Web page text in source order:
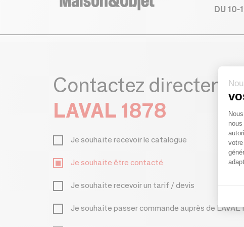
DU 10-
Contactez
LAVAL 1878
Je souhaite recevoir le catalogue
Je souhaite être contacté
Je souhaite recevoir un tarif / devis
Je souhaite passer commande auprès de LAVAL